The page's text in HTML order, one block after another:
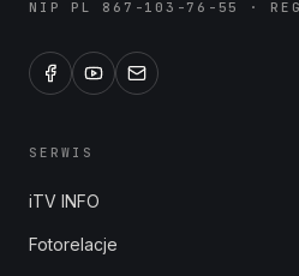
NIP PL 867-103-76-55 ·
SERWIS
iTV INFO
Fotorelacje